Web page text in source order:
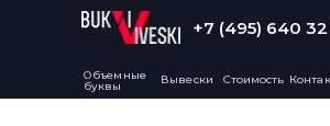
Объемные
буквы Вывески Стоимость
+7 (495) 640 32